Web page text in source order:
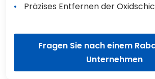
Präzises Entfernen der
Fragen Sie nach einem
Unternehmen